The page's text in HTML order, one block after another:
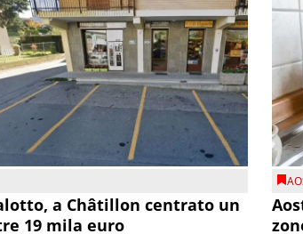
a Châtillon centrato un
19 mila euro